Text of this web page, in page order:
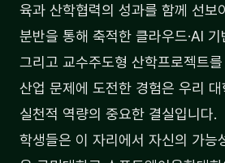
육과 산학협력의 성과를 함께 선보
분반을 통해 축적한 클라우드·AI
그리고 교수주도형 산학프로젝트
산업 문제에 도전한 경험은 우리
실천적 역량의 중요한 결실입니다.
학생들은 이 자리에서 자신의 가능